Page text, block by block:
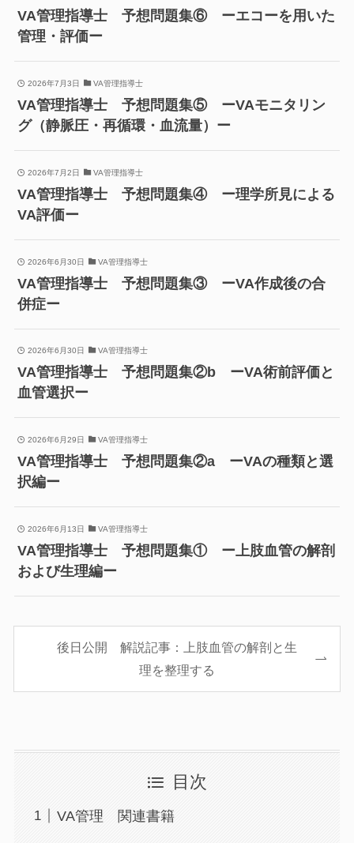
VA管理指導士 予想問題集⑥ ーエコーを用いた
管理・評価ー
2026年7月3日 VA管理指導士
VA管理指導士 予想問題集⑤ ーVAモニタリン
グ（静脈圧・再循環・血流量）ー
2026年7月2日 VA管理指導士
VA管理指導士 予想問題集④ ー理学所見による
VA評価ー
2026年6月30日 VA管理指導士
VA管理指導士 予想問題集③ ーVA作成後の合
併症ー
2026年6月30日 VA管理指導士
VA管理指導士 予想問題集②b ーVA術前評価と
血管選択ー
2026年6月29日 VA管理指導士
VA管理指導士 予想問題集②a ーVAの種類と選
択編ー
2026年6月13日 VA管理指導士
VA管理指導士 予想問題集① ー上肢血管の解剖
および生理編ー
後日公開 解説記事：上肢血管の解剖と生
理を整理する
目次
VA管理 関連書籍